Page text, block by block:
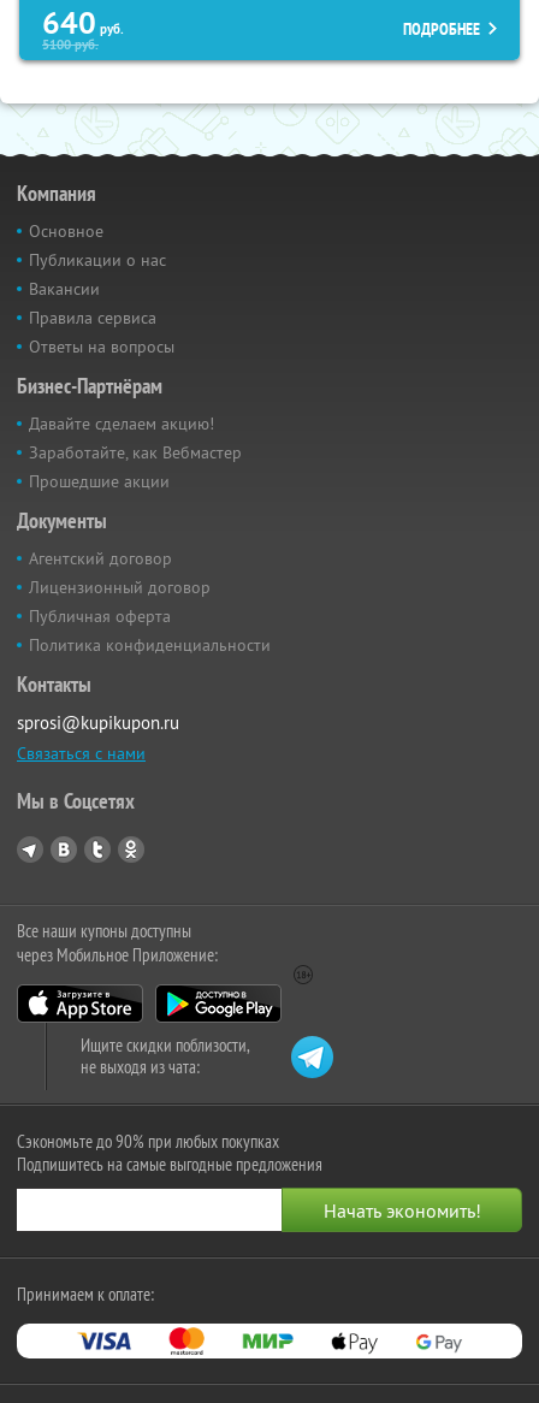
640 руб.
5100руб.
ПОДРОБНЕЕ
Компания
Основное
Публикации о нас
Вакансии
Правила сервиса
Ответы на вопросы
Бизнес-Партнёрам
Давайте сделаем акцию!
Заработайте, как Вебмастер
Прошедшие акции
Документы
Агентский договор
Лицензионный договор
Публичная оферта
Политика конфиденциальности
Контакты
sprosi@kupikupon.ru
Связаться с нами
Мы в Соцсетях
Все наши купоны доступны
через Мобильное Приложение:
Ищите скидки поблизости,
не выходя из чата:
Сэкономьте до 90% при любых покупках
Подпишитесь на самые выгодные предложения
Принимаем к оплате: